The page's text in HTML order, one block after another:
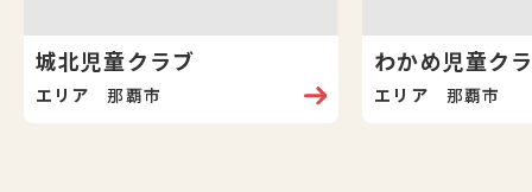
城北児童クラブ
エリア 那覇市
わかめ児童ク
エリア 那覇市